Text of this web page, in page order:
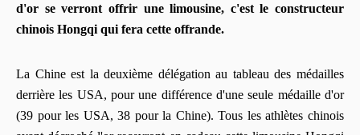
d'or se verront offrir une limousine, c'est le constructeur
chinois Hongqi qui fera cette offrande.
La Chine est la deuxième délégation au tableau des médailles
derrière les USA, pour une différence d'une seule médaille d'or
(39 pour les USA, 38 pour la Chine). Tous les athlètes chinois